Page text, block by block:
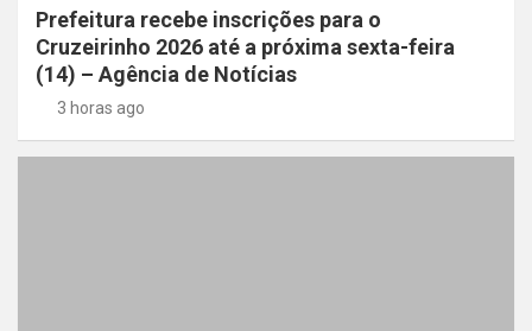
Prefeitura recebe inscrições para o
Cruzeirinho 2026 até a próxima sexta-feira
(14) – Agência de Notícias
3 horas ago